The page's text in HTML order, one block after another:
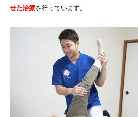
せた治療を行っています。